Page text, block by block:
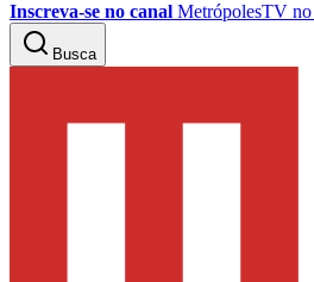
Inscreva-se no canal MetrópolesTV no
Busca